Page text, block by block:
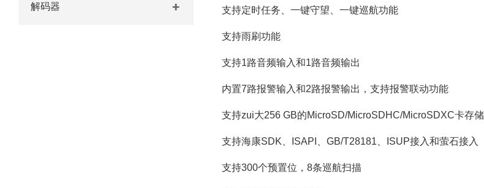
解码器 支持定时任务、一键守望、一键巡航功能
支持雨刷功能
支持1路音频输入和1路音频输出
内置7路报警输入和2路报警输出，支持报警联动功能
支持zui大256 GB的MicroSD/MicroSDHC/MicroSDXC卡存储
支持海康SDK、ISAPI、GB/T28181、ISUP接入和萤石接入
支持300个预置位，8条巡航扫描